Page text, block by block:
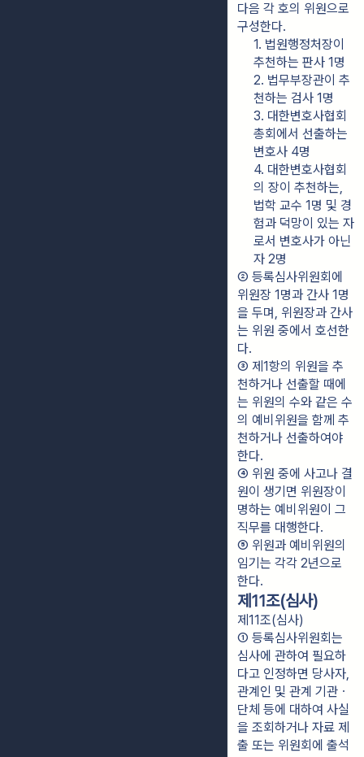
다음 각 호의 위원으로
구성한다.
1. 법원행정처장이
추천하는 판사 1명
2. 법무부장관이 추
천하는 검사 1명
3. 대한변호사협회
총회에서 선출하는
변호사 4명
4. 대한변호사협회
의 장이 추천하는,
법학 교수 1명 및 경
험과 덕망이 있는 자
로서 변호사가 아닌
자 2명
② 등록심사위원회에
위원장 1명과 간사 1명
을 두며, 위원장과 간사
는 위원 중에서 호선한
다.
③ 제1항의 위원을 추
천하거나 선출할 때에
는 위원의 수와 같은 수
의 예비위원을 함께 추
천하거나 선출하여야
한다.
④ 위원 중에 사고나 결
원이 생기면 위원장이
명하는 예비위원이 그
직무를 대행한다.
⑤ 위원과 예비위원의
임기는 각각 2년으로
한다.
제11조(심사)
제11조(심사)
① 등록심사위원회는
심사에 관하여 필요하
다고 인정하면 당사자,
관계인 및 관계 기관ㆍ
단체 등에 대하여 사실
을 조회하거나 자료 제
출 또는 위원회에 출석